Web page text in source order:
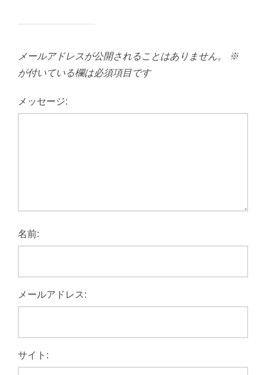
メールアドレスが公開されることはありません。
※
が付いている欄は必須項目です
メッセージ:
名前:
メールアドレス:
サイト: